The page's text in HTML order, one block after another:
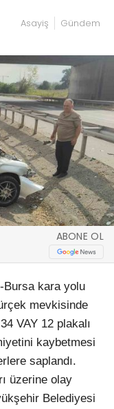
Asayiş Gündem
ABONE OL
Bursa kara yolu
mevkisinde
VAY 12 plakalı
kaybetmesi
saplandı.
üzerine olay
Belediyesi